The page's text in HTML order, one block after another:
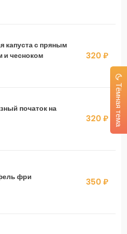
капуста с пряным
и чесноком
320 ₽
початок на
320 ₽
фри
350 ₽
Тёмная тема